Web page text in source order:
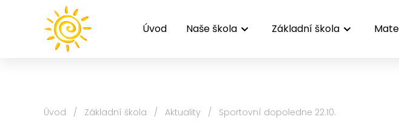
Úvod Naše škola Základní škola
Úvod / Základní škola / Aktuality / Sportovní dopoledne 22.10.